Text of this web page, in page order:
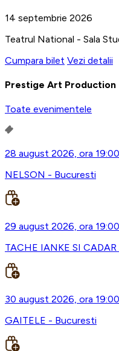
14 septembrie 2026
Teatrul National - Sala
Cumpara bilet Vezi detalii
Prestige Art Production
Toate evenimentele
28 august 2026, ora 19:00
NELSON - Bucuresti
29 august 2026, ora 19:00
TACHE IANKE SI
30 august 2026, ora 19:00
GAITELE - Bucuresti